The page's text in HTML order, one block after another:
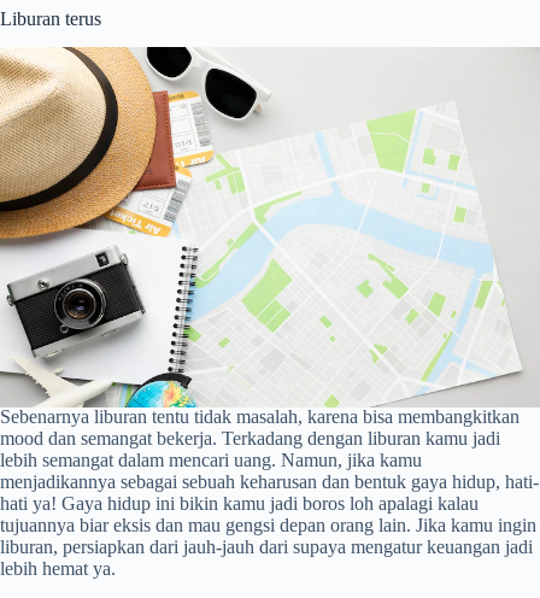
Liburan terus
Sebenarnya liburan tentu tidak masalah, karena bisa membangkitkan
mood dan semangat bekerja. Terkadang dengan liburan kamu jadi
lebih semangat dalam mencari uang. Namun, jika kamu
menjadikannya sebagai sebuah keharusan dan bentuk gaya hidup, hati-
hati ya! Gaya hidup ini bikin kamu jadi boros loh apalagi kalau
tujuannya biar eksis dan mau gengsi depan orang lain. Jika kamu ingin
liburan, persiapkan dari jauh-jauh dari supaya mengatur keuangan jadi
lebih hemat ya.